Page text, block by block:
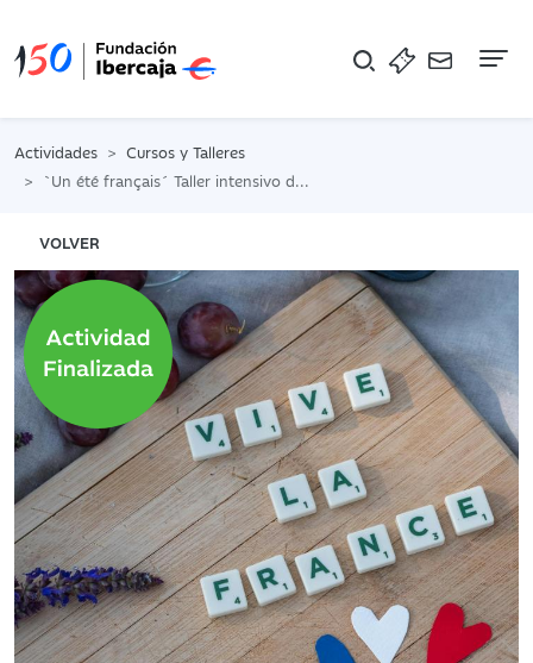
Actividades
Cursos y Talleres
`Un été français´ Taller intensivo de cultura y lengua francesa
VOLVER